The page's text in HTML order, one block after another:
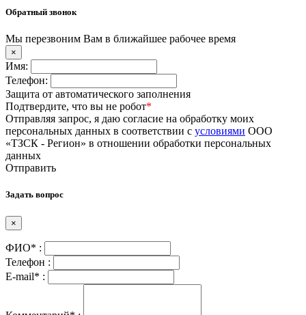
Обратный звонок
Мы перезвоним Вам в ближайшее рабочее время
×
Имя:
Телефон:
Защита от автоматического заполнения
Подтвердите, что вы не робот*
Отправляя запрос, я даю согласие на обработку моих
персональных данных в соответствии с условиями ООО
«ТЗСК - Регион» в отношении обработки персональных
данных
Отправить
Задать вопрос
×
ФИО* :
Телефон :
E-mail* :